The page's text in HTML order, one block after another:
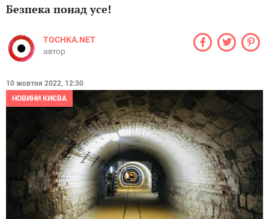
Безпека понад усе!
TOCHKA.NET
автор
10 жовтня 2022, 12:30
НОВИНИ КИЄВА